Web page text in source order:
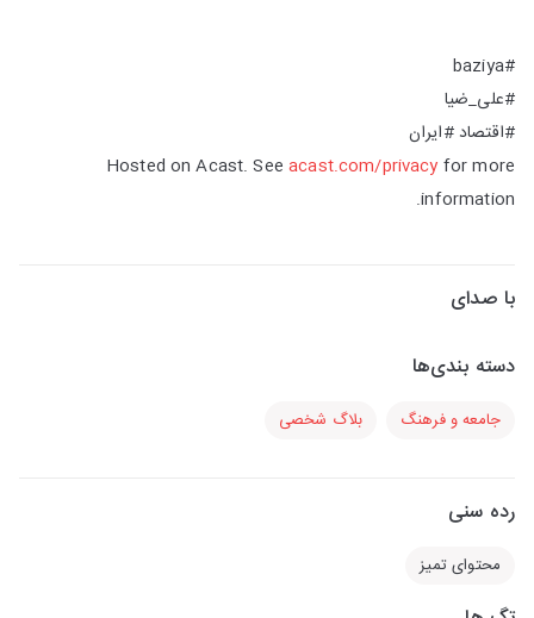
#baziya
#علی_ضیا
#اقتصاد #ایران
Hosted on Acast. Seeacast.com/privacy for more
information.
با صدای
دسته بندی‌ها
جامعه و فرهنگ بلاگ شخصی
رده سنی
محتوای تمیز